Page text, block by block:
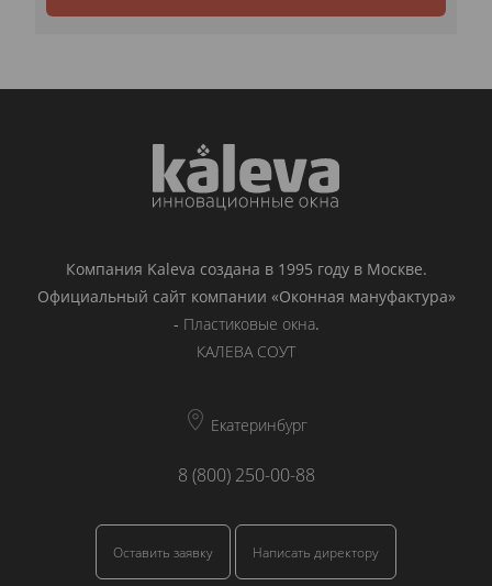
Компания Kaleva создана в 1995 году в Москве.
Официальный сайт компании «Оконная мануфактура»
- Пластиковые окна.
КАЛЕВА СОУТ
Екатеринбург
8 (800) 250-00-88
Оставить заявку Написать директору